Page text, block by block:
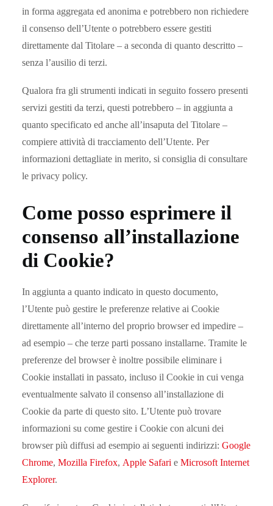
in forma aggregata ed anonima e potrebbero non richiedere
il consenso dell’Utente o potrebbero essere gestiti
direttamente dal Titolare – a seconda di quanto descritto –
senza l’ausilio di terzi.
Qualora fra gli strumenti indicati in seguito fossero presenti
servizi gestiti da terzi, questi potrebbero – in aggiunta a
quanto specificato ed anche all’insaputa del Titolare –
compiere attività di tracciamento dell’Utente. Per
informazioni dettagliate in merito, si consiglia di consultare
le privacy policy.
Come posso esprimere il
consenso all’installazione
di Cookie?
In aggiunta a quanto indicato in questo documento,
l’Utente può gestire le preferenze relative ai Cookie
direttamente all’interno del proprio browser ed impedire –
ad esempio – che terze parti possano installarne. Tramite le
preferenze del browser è inoltre possibile eliminare i
Cookie installati in passato, incluso il Cookie in cui venga
eventualmente salvato il consenso all’installazione di
Cookie da parte di questo sito. L’Utente può trovare
informazioni su come gestire i Cookie con alcuni dei
browser più diffusi ad esempio ai seguenti indirizzi: Google
Chrome, Mozilla Firefox, Apple Safari e Microsoft Internet
Explorer.